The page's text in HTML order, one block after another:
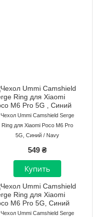
Чехол Ummi Camshield Serge
Ring для Xiaomi Poco M6 Pro
5G, Синий / Navy
549 ₴
Чехол Ummi Camshield Serge